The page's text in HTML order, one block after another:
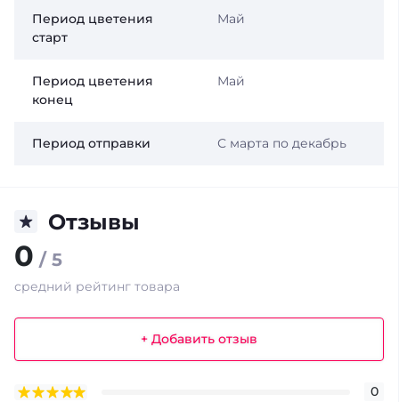
Период цветения
старт
Май
Период цветения
конец
Май
Период отправки С марта по декабрь
Отзывы
0 / 5
средний рейтинг товара
+ Добавить отзыв
0